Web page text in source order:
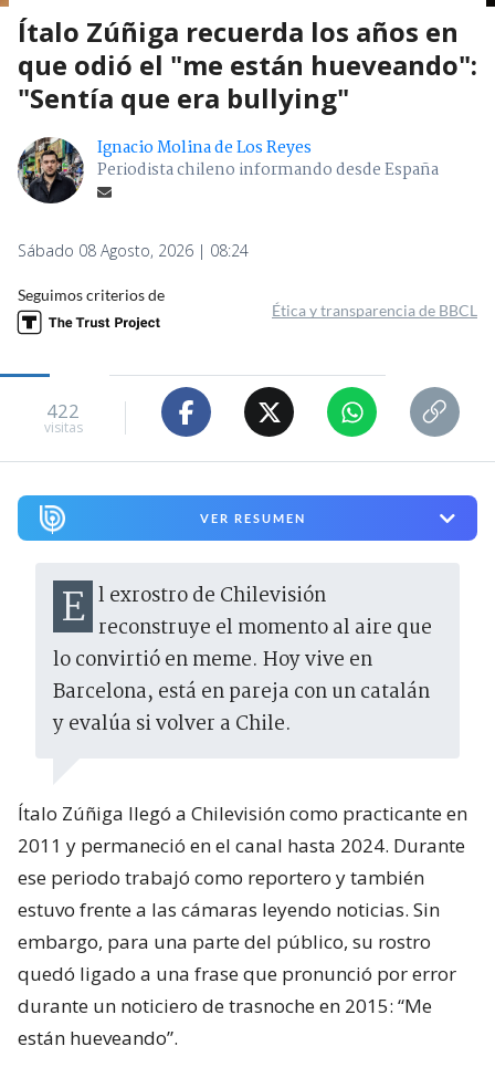
Ítalo Zúñiga recuerda los años en
que odió el "me están hueveando":
"Sentía que era bullying"
Ignacio Molina de Los Reyes
Periodista chileno informando desde España
Sábado 08 Agosto, 2026 | 08:24
Seguimos criterios de
Ética y transparencia de BBCL
422
visitas
VER RESUMEN
El exrostro de Chilevisión reconstruye el momento al aire que
lo convirtió en meme. Hoy vive en
Barcelona, está en pareja con un catalán
y evalúa si volver a Chile.
Ítalo Zúñiga llegó a Chilevisión como practicante en
2011 y permaneció en el canal hasta 2024. Durante
ese periodo trabajó como reportero y también
estuvo frente a las cámaras leyendo noticias. Sin
embargo, para una parte del público, su rostro
quedó ligado a una frase que pronunció por error
durante un noticiero de trasnoche en 2015: “Me
están hueveando”.